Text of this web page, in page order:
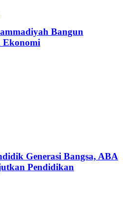
Bangun
Ekonomi
Generasi Bangsa, ABA
Pendidikan